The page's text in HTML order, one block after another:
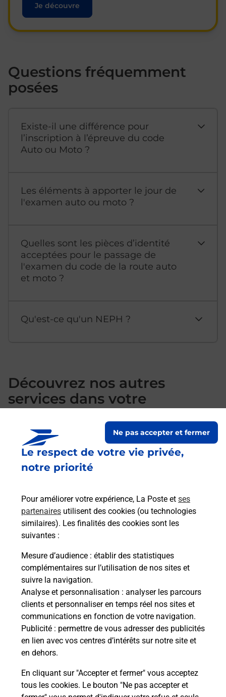
Le respect de votre vie privée,
notre priorité
Pour améliorer votre expérience, La Poste et ses
partenaires utilisent des cookies (ou technologies
similaires). Les finalités des cookies sont les
suivantes :
Mesure d’audience : établir des statistiques
complémentaires sur l’utilisation de nos sites et
suivre la navigation.
Analyse et personnalisation : analyser les parcours
clients et personnaliser en temps réel nos sites et
communications en fonction de votre navigation.
Publicité : permettre de vous adresser des publicités
en lien avec vos centres d’intérêts sur notre site et
en dehors.
En cliquant sur "Accepter et fermer" vous acceptez
tous les cookies. Le bouton "Ne pas accepter et
Ne pas accepter et fermer
Je découvre
Questions fréquemment
posées
Existe-il une différence pour
l’inscription à l’épreuve du code
Auto ou Moto ?
Les éléments à apporter le jour de
l'examen auto ou moto ?
Quelles sont les pièces d’identité
acceptées pour le passage de
l'examen du code de la route auto
et moto ?
Qu'est-ce qu'un NEPH ?
Découvrez nos autres
services dans votre
Souscrire à la téléassistance
Vous cherchez une téléassistance, téléalarme dans
la commune Montbard ?
Découvrez nos offres.
En savoir plus
Localiser Liste
Liste - examen code de la route